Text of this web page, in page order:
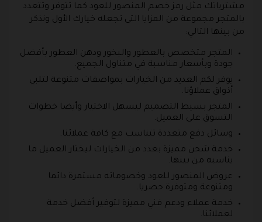
مشترياتك مثل رمز خصم المنصور للعود كما تتوفر وتتعدد
بالمتجر مجموعة من المزايا التى تجعله خيارك الأول ونذكر
من بينها التالي:
المتجر متخصص بالعطور والبخور ودهن العطور بأفضل
جودة وبأسعار مناسبة في متناول الجميع.
يوفر لكم العديد من الخيارات بمواصفات متنوعة لتلبي
أذواق عملاؤنا.
المتجر بسيط التصميم ليسهل الاختيار وأيضا خطوات
التسوق على العميل.
وسائل دفع متعددة تتناسب مع كافة عملائنا.
خدمة شحن مميزة بعدد من الخيارات ليختار العميل ما
يناسبه من بينها.
عروض المنصور للعود وخصوماته مستمرة دائما
ومتنوعة ومتوفرة حصريا.
خدمة عملاء ودعم فني مميزة لتوفير أفضل خدمة
لعملائنا.